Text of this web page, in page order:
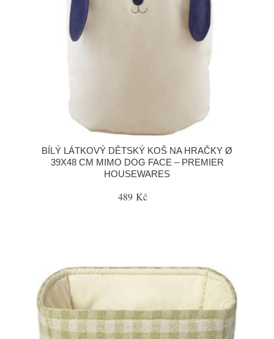
BÍLÝ LÁTKOVÝ DĚTSKÝ KOŠ NA HRAČKY Ø
39X48 CM MIMO DOG FACE – PREMIER
HOUSEWARES
489 Kč